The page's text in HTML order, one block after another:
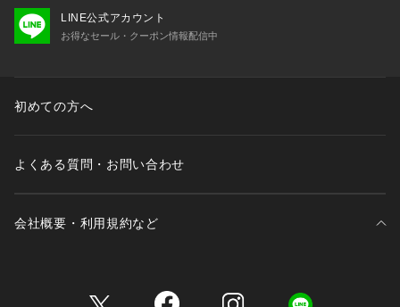
LINE公式アカウント
お得なセール・クーポン情報配信中
初めての方へ
よくある質問・お問い合わせ
会社概要・利用規約など